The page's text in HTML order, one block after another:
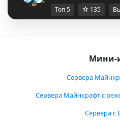
Топ 5 135
Мини-
Сервера
Сервера Майнкрафт с
Сервера с